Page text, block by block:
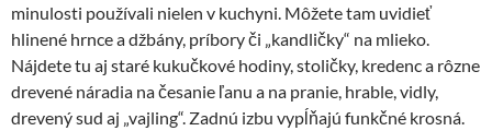
minulosti používali nielen v kuchyni. Môžete tam uvidieť
hlinené hrnce a džbány, príbory či „kandličky“ na mlieko.
Nájdete tu aj staré kukučkové hodiny, stoličky, kredenc a rôzne
drevené náradia na česanie ľanu a na pranie, hrable, vidly,
drevený sud aj „vajling“. Zadnú izbu vypĺňajú funkčné krosná.